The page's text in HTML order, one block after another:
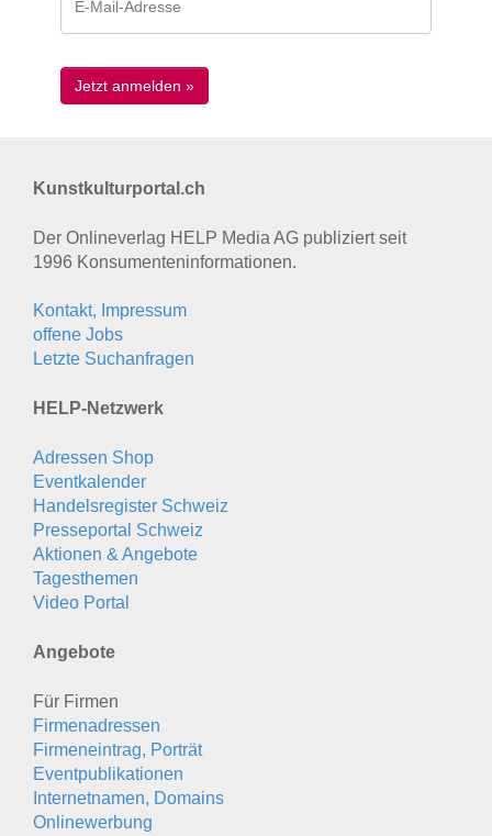
Kunstkulturportal.ch
Der Onlineverlag HELP Media AG publiziert seit
1996 Konsumenten­informationen.
Kontakt, Impressum
offene Jobs
Letzte Suchanfragen
HELP-Netzwerk
Adressen Shop
Eventkalender
Handelsregister Schweiz
Presseportal Schweiz
Aktionen & Angebote
Tagesthemen
Video Portal
Angebote
Für Firmen
Firmenadressen
Firmeneintrag, Porträt
Eventpublikationen
Internetnamen, Domains
Onlinewerbung